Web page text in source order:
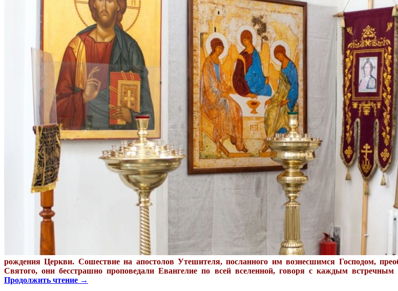
рождения Церкви. Сошествие на апостолов Утешителя, посланного им вознесшимся Господом,
Святого, они бесстрашно проповедали Евангелие по всей вселенной, говоря с каждым
Продолжить чтение →